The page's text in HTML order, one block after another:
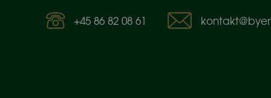
+45 86 82 08 61